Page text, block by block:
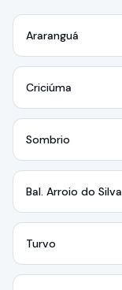
Araranguá
Criciúma
Sombrio
Bal. Arroio do Silva
Turvo